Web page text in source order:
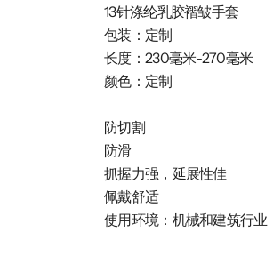
13针涤纶乳胶褶皱手套
包装：定制
长度：230毫米-270毫米
颜色：定制
防切割
防滑
抓握力强，延展性佳
佩戴舒适
使用环境：机械和建筑行业